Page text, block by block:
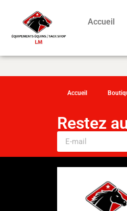
Accueil
Accueil
Restez